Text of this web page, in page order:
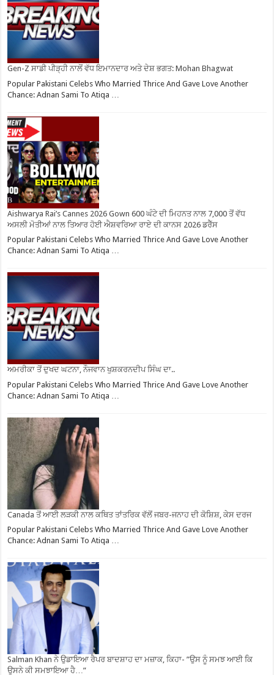
Gen-Z ਸਾਡੀ ਪੀੜ੍ਹੀ ਨਾਲੋਂ ਵੱਧ ਇਮਾਨਦਾਰ ਅਤੇ ਦੇਸ਼ ਭਗਤ: Mohan Bhagwat
Popular Pakistani Celebs Who Married Thrice And Gave Love Another
Chance: Adnan Sami To Atiqa …
Aishwarya Rai’s Cannes 2026 Gown 600 ਘੰਟੇ ਦੀ ਮਿਹਨਤ ਨਾਲ 7,000 ਤੋਂ ਵੱਧ
ਅਸਲੀ ਮੋਤੀਆਂ ਨਾਲ ਤਿਆਰ ਹੋਈ ਐਸ਼ਵਰਿਆ ਰਾਏ ਦੀ ਕਾਨਸ 2026 ਡਰੈੱਸ
Popular Pakistani Celebs Who Married Thrice And Gave Love Another
Chance: Adnan Sami To Atiqa …
ਅਮਰੀਕਾ ਤੋਂ ਦੁਖਦ ਘਟਨਾ, ਨੌਜਵਾਨ ਖੁਸ਼ਕਰਨਦੀਪ ਸਿੰਘ ਦਾ..
Popular Pakistani Celebs Who Married Thrice And Gave Love Another
Chance: Adnan Sami To Atiqa …
Canada ਤੋਂ ਆਈ ਲੜਕੀ ਨਾਲ ਕਥਿਤ ਤਾਂਤਰਿਕ ਵੱਲੋਂ ਜਬਰ-ਜਨਾਹ ਦੀ ਕੋਸ਼ਿਸ਼, ਕੇਸ ਦਰਜ
Popular Pakistani Celebs Who Married Thrice And Gave Love Another
Chance: Adnan Sami To Atiqa …
Salman Khan ਨੇ ਉਡਾਇਆ ਰੈਪਰ ਬਾਦਸ਼ਾਹ ਦਾ ਮਜ਼ਾਕ, ਕਿਹਾ- ”ਉਸ ਨੂੰ ਸਮਝ ਆਈ ਕਿ
ਉਸਨੇ ਕੀ ਸਮਝਾਇਆ ਹੈ…”